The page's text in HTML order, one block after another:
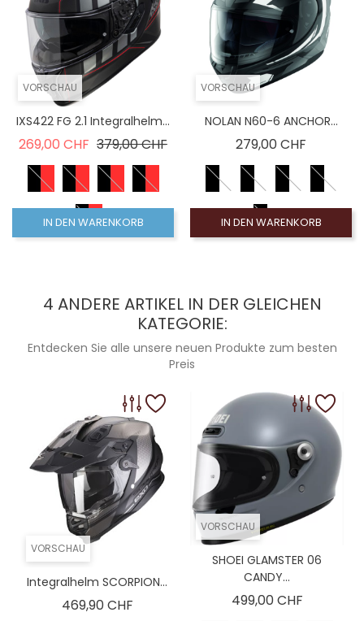
VORSCHAU
IXS422 FG 2.1 Integralhelm...
269,00 CHF Verkaufspreis
379,00 CHFPreis
IN DEN WARENKORB
VORSCHAU
NOLAN N60-6 ANCHOR...
279,00 CHF
IN DEN WARENKORB
4 ANDERE ARTIKEL IN DER GLEICHEN
KATEGORIE:
Entdecken Sie alle unsere neuen Produkte zum besten
Preis
VORSCHAU
Integralhelm SCORPION...
469,90 CHFPreis
VORSCHAU
SHOEI GLAMSTER 06
CANDY...
499,00 CHFPreis